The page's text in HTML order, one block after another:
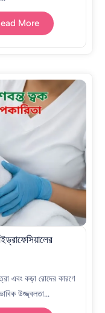
More
এবং কড়া রোদের কারণে
উজ্জ্বলতা...